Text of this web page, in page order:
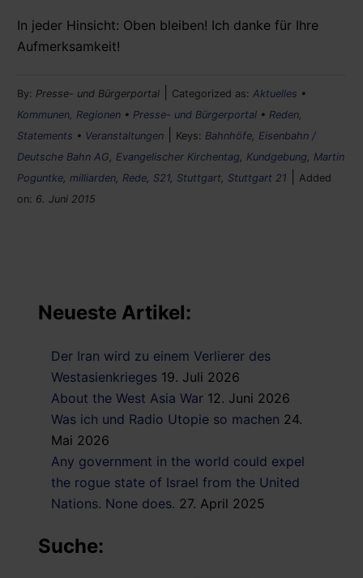
In jeder Hinsicht: Oben bleiben! Ich danke für Ihre
Aufmerksamkeit!
By: Presse- und Bürgerportal Categorized as: Aktuelles •
Kommunen, Regionen • Presse- und Bürgerportal • Reden,
Statements • Veranstaltungen Keys: Bahnhöfe Eisenbahn /
Deutsche Bahn AG
Evangelischer Kirchentag Kundgebung
Martin
Poguntke milliarden Rede S21 Stuttgart Stuttgart 21
Added
on: 6. Juni 2015
Neueste Artikel:
Der Iran wird zu einem Verlierer des
Westasienkrieges 19. Juli 2026
About the West Asia War 12. Juni 2026
Was ich und Radio Utopie so machen 24.
Mai 2026
Any government in the world could expel
the rogue state of Israel from the United
Nations. None does. 27. April 2025
Suche: